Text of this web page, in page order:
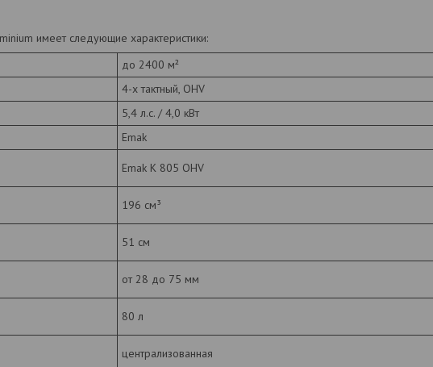
имеет следующие характеристики:
до 2400 м²
4-х тактный, OHV
5,4 л.с. / 4,0 кВт
Emak
Emak K 805 OHV
196 см³
51 см
от 28 до 75 мм
80 л
централизованная